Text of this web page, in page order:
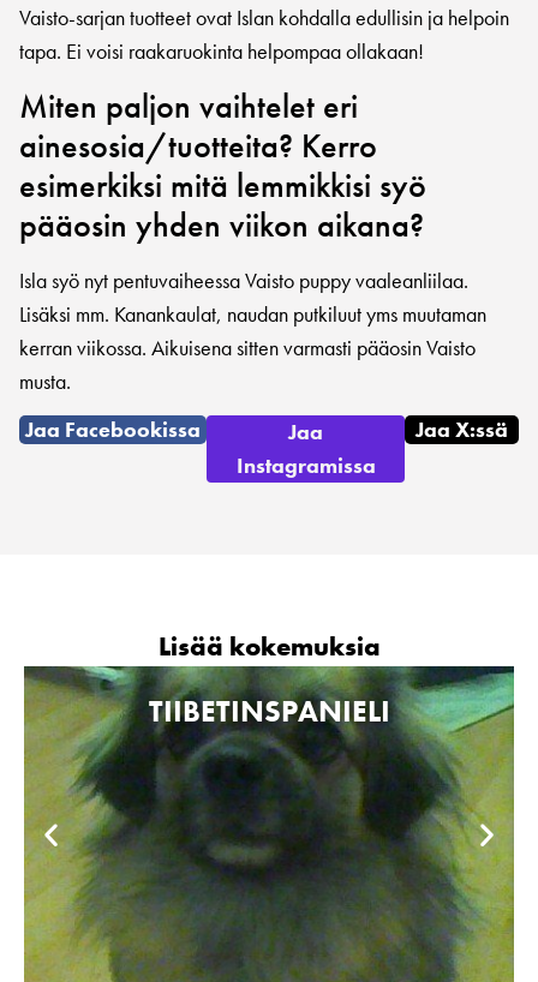
Vaisto-sarjan tuotteet ovat Islan kohdalla edullisin ja helpoin
tapa. Ei voisi raakaruokinta helpompaa ollakaan!
Miten paljon vaihtelet eri
ainesosia/tuotteita? Kerro
esimerkiksi mitä lemmikkisi syö
pääosin yhden viikon aikana?
Isla syö nyt pentuvaiheessa Vaisto puppy vaaleanliilaa.
Lisäksi mm. Kanankaulat, naudan putkiluut yms muutaman
kerran viikossa. Aikuisena sitten varmasti pääosin Vaisto
musta.
Jaa Facebookissa
Jaa
Instagramissa
Jaa X:ssä
Lisää kokemuksia
TIIBETINSPANIELI